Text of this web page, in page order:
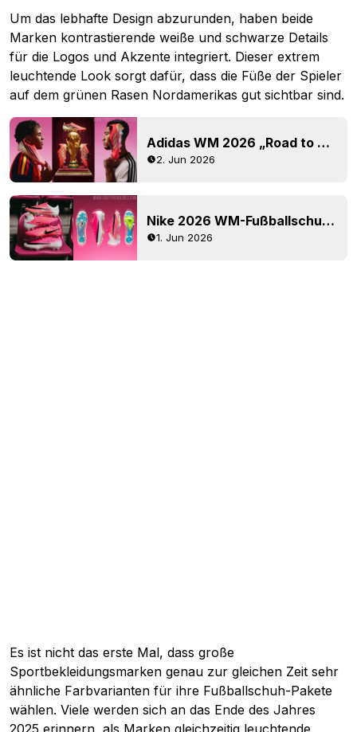
Um das lebhafte Design abzurunden, haben beide
Marken kontrastierende weiße und schwarze Details
für die Logos und Akzente integriert. Dieser extrem
leuchtende Look sorgt dafür, dass die Füße der Spieler
auf dem grünen Rasen Nordamerikas gut sichtbar sind.
Adidas WM 2026 „Road to Glory“-Fußballschuhe veröffentlicht
2. Jun 2026
Nike 2026 WM-Fußballschuhpaket „Breakout“ veröffentlicht – jetzt erhältlich
1. Jun 2026
Es ist nicht das erste Mal, dass große
Sportbekleidungsmarken genau zur gleichen Zeit sehr
ähnliche Farbvarianten für ihre Fußballschuh-Pakete
wählen. Viele werden sich an das Ende des Jahres